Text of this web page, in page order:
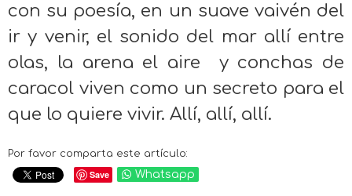
con su poesía, en un suave vaivén del
ir y venir, el sonido del mar allí entre
olas, la arena el aire y conchas de
caracol viven como un secreto para el
que lo quiere vivir. Allí, allí, allí.
Por favor comparta este artículo:
Save Whatsapp